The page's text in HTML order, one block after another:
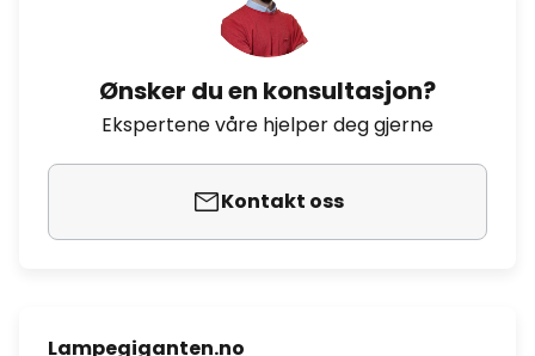
Ønsker du en konsultasjon?
Ekspertene våre hjelper deg gjerne
Kontakt oss
Lampegiganten.no